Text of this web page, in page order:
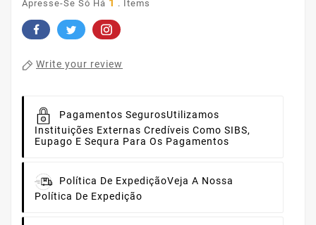
Apresse-Se Só Há 1 . Items
Write your review
Pagamentos SegurosUtilizamos
Instituições Externas Credíveis Como SIBS,
Eupago E Sequra Para Os Pagamentos
Política De ExpediçãoVeja A Nossa
Política De Expedição